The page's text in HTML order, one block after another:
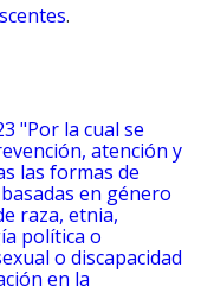
.
"Por la cual se
atención y
las formas de
en género
raza, etnia,
política o
o discapacidad
en la